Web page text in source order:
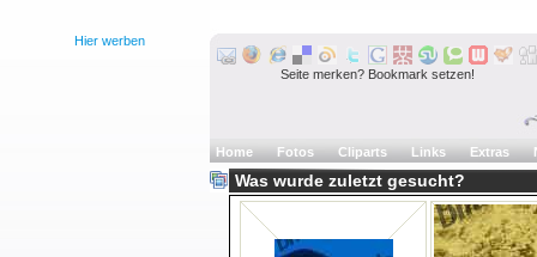
Hier werben
Seite merken? Bookmark setzen!
Home Fotos Cliparts Links Extras
Was wurde zuletzt gesucht?